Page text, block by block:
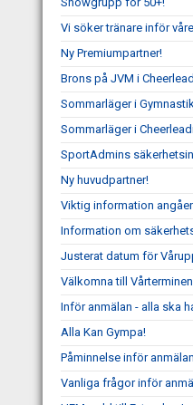
Vi söker tränare inför
Ny Premiumpartner!
Brons på JVM i
Sommarläger i
Sommarläger i
SportAdmins
Ny huvudpartner!
Viktig information
Information om
Justerat datum för
Välkomna till
Inför anmälan - alla ska
Alla Kan Gympa!
Påminnelse inför
Vanliga frågor inför